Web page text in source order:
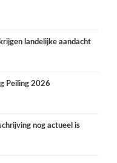
landelijke aandacht
Peiling 2026
nog actueel is